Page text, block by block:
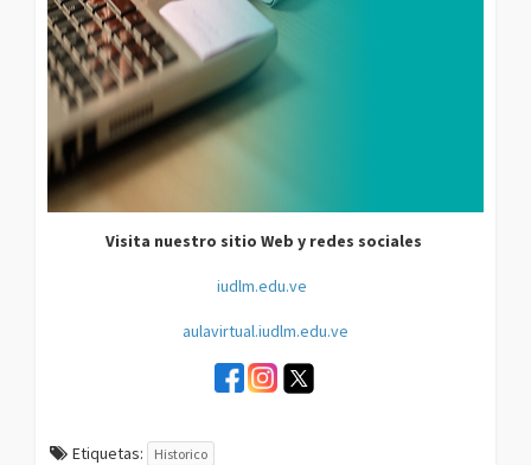
Visita nuestro sitio Web y redes sociales
iudlm.edu.ve
aulavirtual.iudlm.edu.ve
Etiquetas: Historico